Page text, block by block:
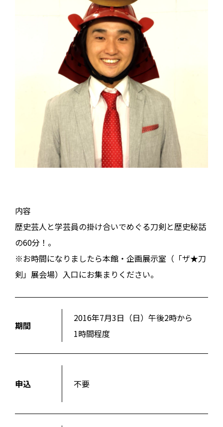
内容
歴史芸人と学芸員の掛け合いでめぐる刀剣と歴史秘話
の60分！。
※お時間になりましたら本館・企画展示室（「ザ★刀
剣」展会場）入口にお集まりください。
期間
2016年7月3日（日）午後2時から
1時間程度
申込 不要